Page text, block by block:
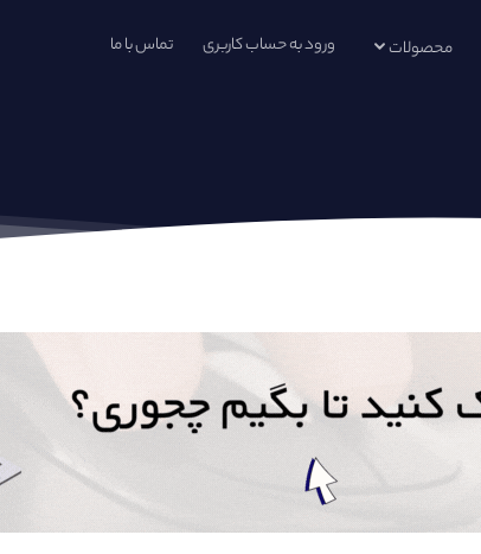
محصولات ورود به حساب کاربری تماس با ما